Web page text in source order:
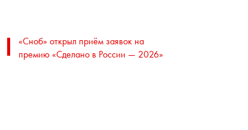
«Сноб» открыл приём заявок на
премию «Сделано в России — 2026»